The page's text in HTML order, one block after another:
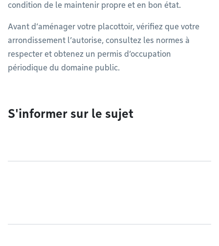
condition de le maintenir propre et en bon état.
Avant d’aménager votre placottoir, vérifiez que votre
arrondissement l’autorise, consultez les normes à
respecter et obtenez un permis d’occupation
périodique du domaine public.
S'informer sur le sujet